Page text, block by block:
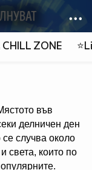
ZONE
във
делничен ден
случва около
света, които по